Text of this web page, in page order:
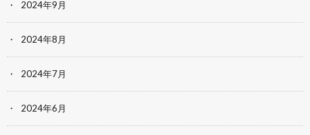
2024年9月
2024年8月
2024年7月
2024年6月